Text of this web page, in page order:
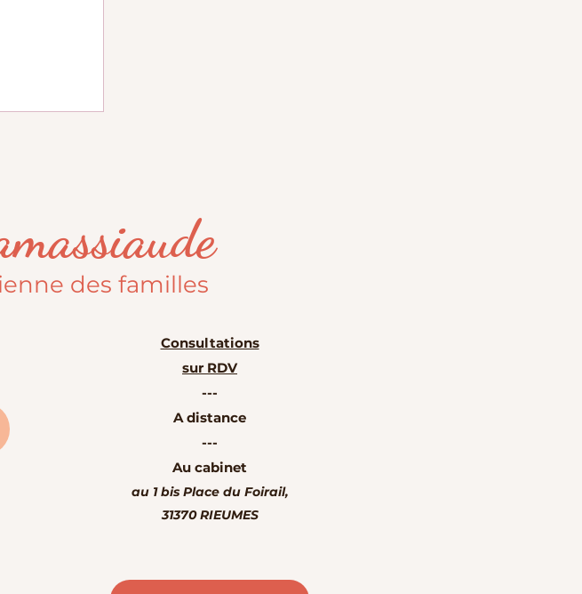
des familles
Consultations
sur RDV
---
A distance
---
Au cabinet
au 1 bis Place du Foirail,
31370 RIEUMES